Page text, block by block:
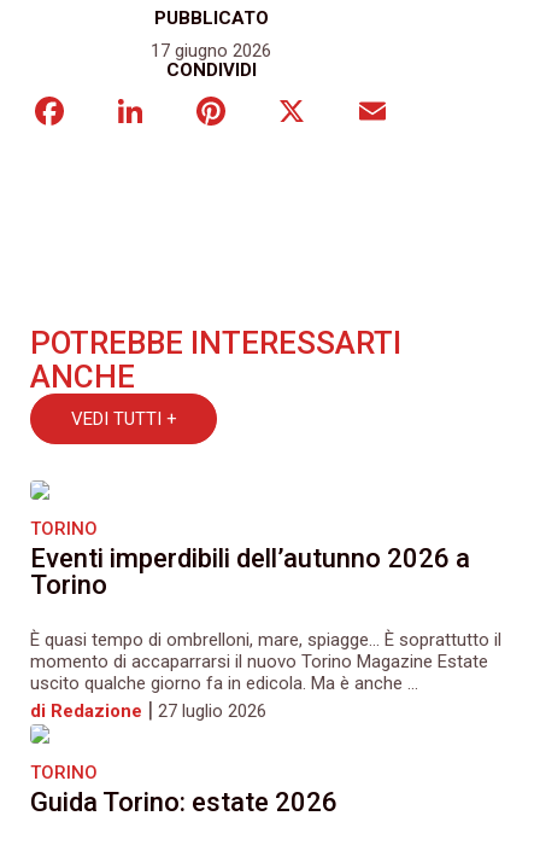
PUBBLICATO
17 giugno 2026
CONDIVIDI
FacebookLinkedInPinterest
POTREBBE INTERESSARTI
ANCHE
VEDI TUTTI +
TORINO
Eventi imperdibili dell’autunno 2026 a
Torino
È quasi tempo di ombrelloni, mare, spiagge… È soprattutto il
momento di accaparrarsi il nuovo Torino Magazine Estate
uscito qualche giorno fa in edicola. Ma è anche ...
di Redazione | 27 luglio 2026
TORINO
Guida Torino: estate 2026